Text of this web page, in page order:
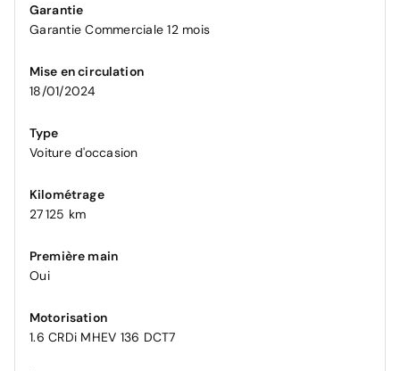
Garantie
Garantie Commerciale 12 mois
Mise en circulation
18/01/2024
Type
Voiture d'occasion
Kilométrage
27 125 km
Première main
Oui
Motorisation
1.6 CRDi MHEV 136 DCT7